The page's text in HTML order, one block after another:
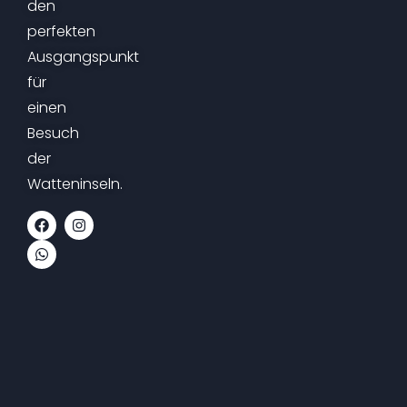
den
perfekten
Ausgangspunkt
für
einen
Besuch
der
Watteninseln.